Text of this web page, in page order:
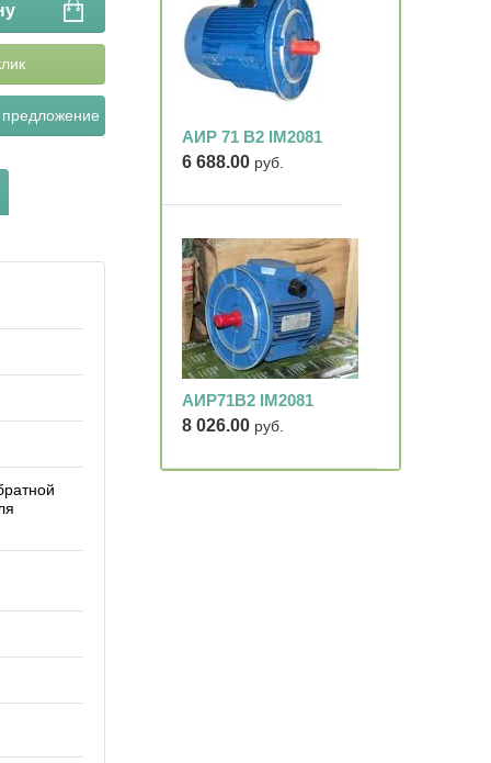
АИР 71 В2 IM2081
6 688.00 руб.
АИР71В2 IM2081
8 026.00 руб.